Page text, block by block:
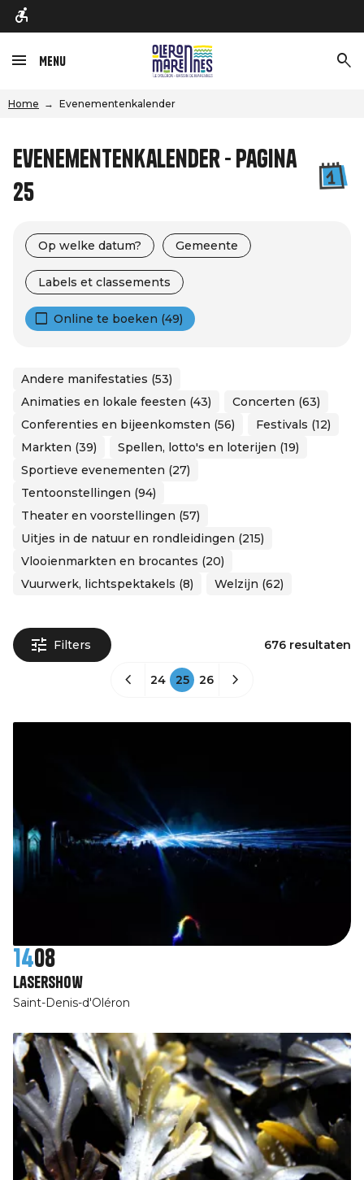
Menu
Home Evenementenkalender
Evenementenkalender - Pagina
25
Op welke datum? Gemeente
Labels et classements
Online te boeken (49)
Andere manifestaties (53)
Animaties en lokale feesten (43)
Concerten (63)
Conferenties en bijeenkomsten (56)
Festivals (12)
Markten (39)
Spellen, lotto's en loterijen (19)
Sportieve evenementen (27)
Tentoonstellingen (94)
Theater en voorstellingen (57)
Uitjes in de natuur en rondleidingen (215)
Vlooienmarkten en brocantes (20)
Vuurwerk, lichtspektakels (8)
Welzijn (62)
Filters 676 resultaten
24 25 26
1408
Lasershow
Saint-Denis-d'Oléron